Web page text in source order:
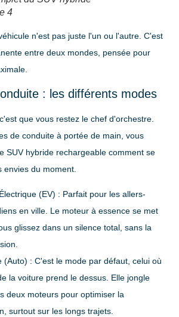
4
n'est pas juste l'un ou l'autre. C'est
entre deux mondes, pensée pour
: les différents modes
que vous restez le chef d'orchestre.
de conduite à portée de main, vous
SUV hybride rechargeable comment se
du moment.
(EV) : Parfait pour les allers-
en ville. Le moteur à essence se met
glissez dans un silence total, sans la
(Auto) : C'est le mode par défaut, celui où
la voiture prend le dessus. Elle jongle
deux moteurs pour optimiser la
surtout sur les longs trajets.